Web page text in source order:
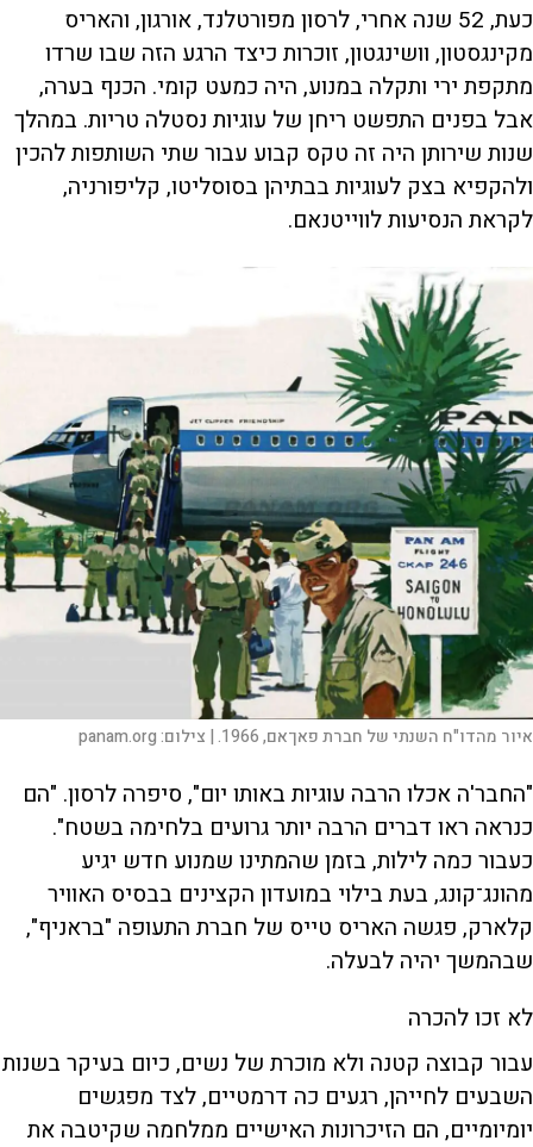
כעת, 52 שנה אחרי, לרסון מפורטלנד, אורגון, והאריס
מקינגסטון, וושינגטון, זוכרות כיצד הרגע הזה שבו שרדו
מתקפת ירי ותקלה במנוע, היה כמעט קומי. הכנף בערה,
אבל בפנים התפשט ריחן של עוגיות נסטלה טריות. במהלך
שנות שירותן היה זה טקס קבוע עבור שתי השותפות להכין
ולהקפיא בצק לעוגיות בבתיהן בסוסליטו, קליפורניה,
לקראת הנסיעות לווייטנאם.
איור מהדו"ח השנתי של חברת פאן־אם, 1966. | צילום:panam.org
"החבר'ה אכלו הרבה עוגיות באותו יום", סיפרה לרסון. "הם
כנראה ראו דברים הרבה יותר גרועים בלחימה בשטח".
כעבור כמה לילות, בזמן שהמתינו שמנוע חדש יגיע
מהונג־קונג, בעת בילוי במועדון הקצינים בבסיס האוויר
קלארק, פגשה האריס טייס של חברת התעופה "בראניף",
שבהמשך יהיה לבעלה.
לא זכו להכרה
עבור קבוצה קטנה ולא מוכרת של נשים, כיום בעיקר בשנות
השבעים לחייהן, רגעים כה דרמטיים, לצד מפגשים
יומיומיים, הם הזיכרונות האישיים ממלחמה שקיטבה את